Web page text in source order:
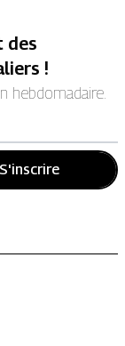
des
!
hebdomadaire.
S'inscrire